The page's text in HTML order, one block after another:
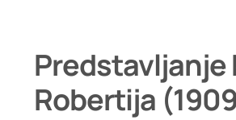
Predstavljanje
Robertija